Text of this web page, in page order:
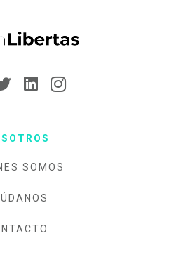
SOMOS